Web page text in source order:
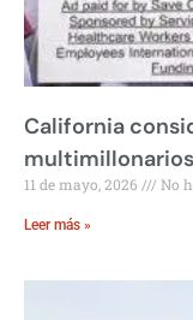
California
multimillonarios
11 de mayo, 2026 No
Leer más »